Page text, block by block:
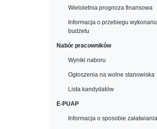
Wieloletnia prognoza finansowa
Informacja o przebiegu
budżetu
Nabór pracowników
Wyniki naboru
Ogłoszenia na wolne stanowiska
Lista kandydatów
E-PUAP
Informacja o sposobie